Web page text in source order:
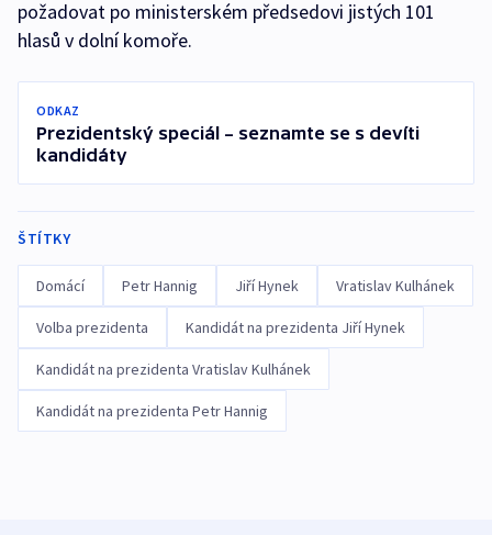
požadovat po ministerském předsedovi jistých 101
hlasů v dolní komoře.
ODKAZ
Prezidentský speciál – seznamte se s devíti
kandidáty
ŠTÍTKY
Domácí Petr Hannig Jiří Hynek Vratislav Kulhánek
Volba prezidenta Kandidát na prezidenta Jiří Hynek
Kandidát na prezidenta Vratislav Kulhánek
Kandidát na prezidenta Petr Hannig